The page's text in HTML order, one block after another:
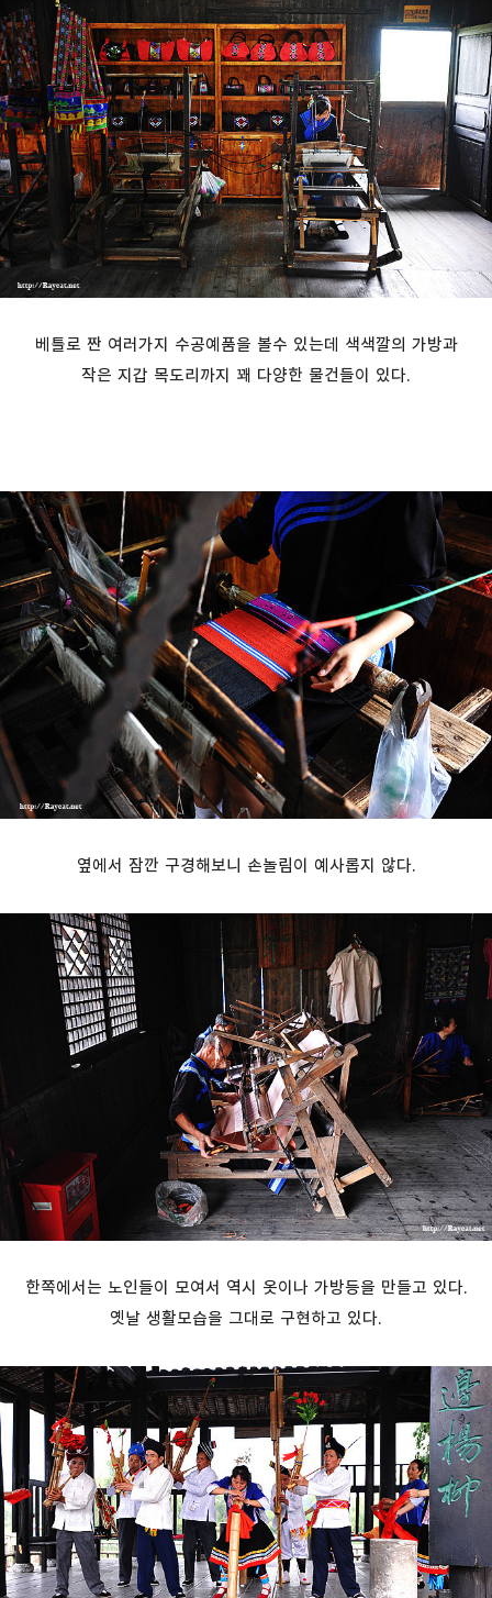
베틀로 짠 여러가지 수공예품을 볼수 있는데 색색깔의 가방과
작은 지갑 목도리까지 꽤 다양한 물건들이 있다.
옆에서 잠깐 구경해보니 손놀림이 예사롭지 않다.
한쪽에서는 노인들이 모여서 역시 옷이나 가방등을 만들고 있다.
옛날 생활모습을 그대로 구현하고 있다.